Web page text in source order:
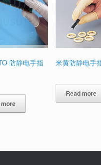
防静电手指
more
米黄防静电手
Read more